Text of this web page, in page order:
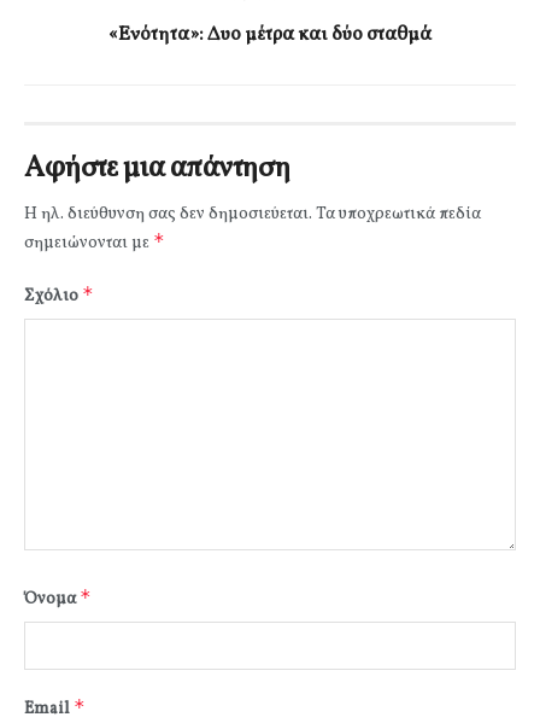
«Ενότητα»: Δυο μέτρα και δύο σταθμά
Αφήστε μια απάντηση
Η ηλ. διεύθυνση σας δεν δημοσιεύεται. Τα υποχρεωτικά πεδία
σημειώνονται με *
Σχόλιο *
Όνομα*
Email *